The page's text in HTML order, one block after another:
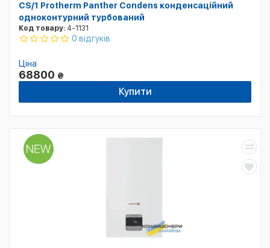
CS/1 Protherm Panther Condens конденсаційний
одноконтурний турбований
Код товару: 4-1131
0 відгуків
Ціна
68800 ₴
Купити